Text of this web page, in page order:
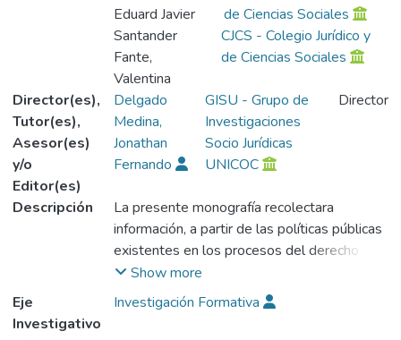
Eduard Javier
de Ciencias Sociales
Santander
Fante,
Valentina
CJCS - Colegio Jurídico y
de Ciencias Sociales
Director(es),
Tutor(es),
Asesor(es)
y/o
Editor(es)
Delgado
Medina,
Jonathan
Fernando
GISU - Grupo de
Investigaciones
Socio Jurídicas
UNICOC
Director
Descripción
La presente monografía recolectara
información, a partir de las políticas públicas
existentes en los procesos del derecho
administrativo y ambiental, que previamente
han sido establecidos para la preservación,
cuidado y construcción de los páramos en
Show more
Eje
Investigativo
Investigación Formativa